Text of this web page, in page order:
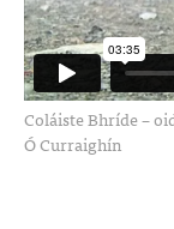
Coláiste Bhríde –
Ó Curraighín